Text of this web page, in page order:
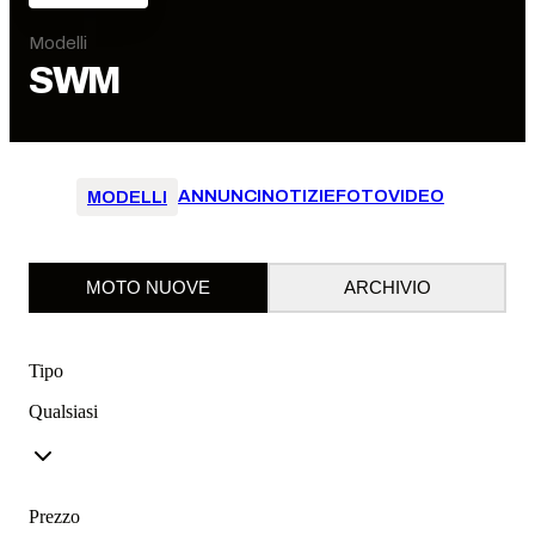
Modelli
SWM
MODELLI ANNUNCINOTIZIEFOTOVIDEO
MOTO NUOVE ARCHIVIO
Tipo
Qualsiasi
Prezzo